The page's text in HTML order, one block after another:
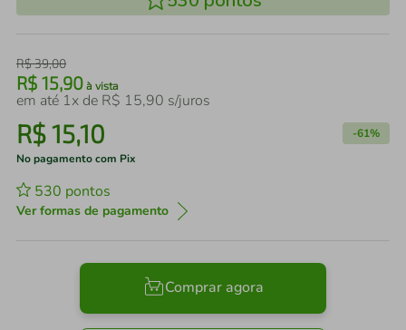
R$39,00
R$ 15,90 à vista
em até 1x de R$ 15,90 s/juros
R$15,10 -61%
No pagamento com Pix
530 pontos
Ver formas de pagamento
Comprar agora